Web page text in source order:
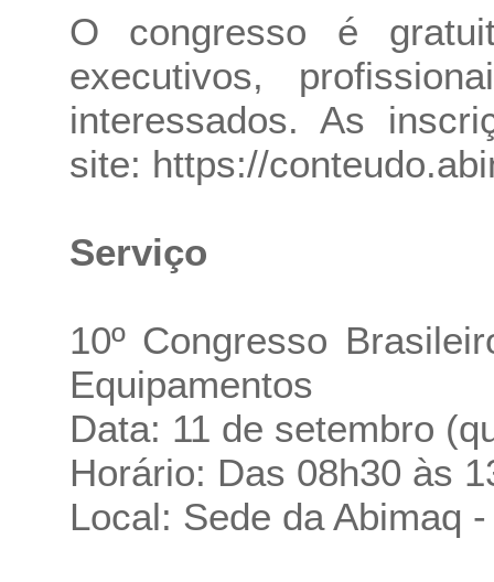
O congresso é
executivos,
interessados. As
site: https://
Serviço
10º Congresso
Equipamentos
Data: 11 de setembro
Horário: Das 08h30 às
Local: Sede da Abimaq